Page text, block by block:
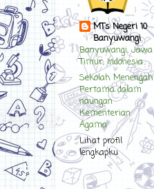
MTs Negeri 10
Banyuwangi
Banyuwangi, Jawa
Timur, Indonesia
Sekolah Menengah
Pertama dalam
naungan
Kementerian
Agama
Lihat profil
lengkapku